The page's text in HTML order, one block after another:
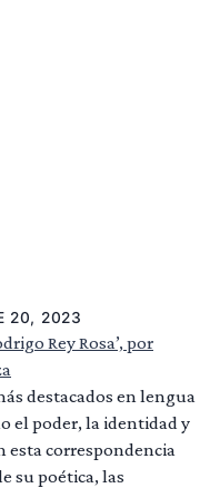
20, 2023
Rey Rosa’, por
destacados en lengua
el poder, la identidad y
esta correspondencia
su poética, las